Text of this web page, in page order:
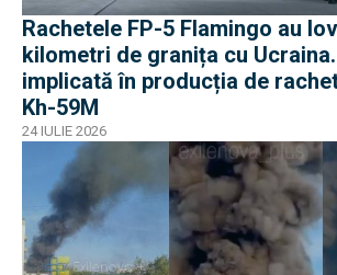
Rachetele FP-5 Flamingo au
kilometri de granița cu
implicată în producția de rachete Kh-
Kh-59M
24 IULIE 2026